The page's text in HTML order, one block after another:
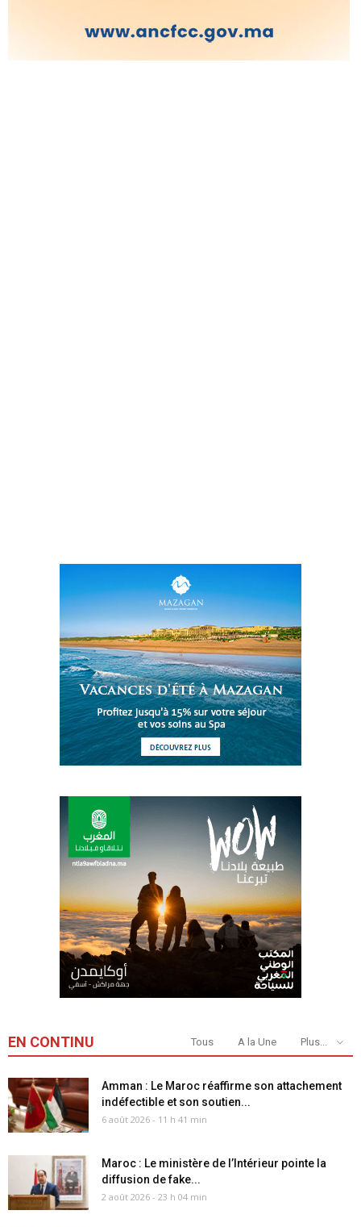
EN CONTINU Tous A la Une Plus...
Amman : Le Maroc réaffirme son attachement
indéfectible et son soutien...
6 août 2026 - 11 h 41 min
Maroc : Le ministère de l’Intérieur pointe la
diffusion de fake...
2 août 2026 - 23 h 04 min